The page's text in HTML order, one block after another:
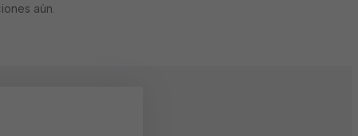
aún.